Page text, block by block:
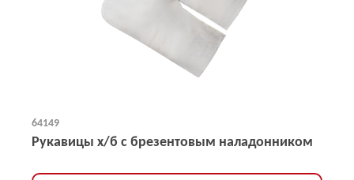
64149
Рукавицы х/б с брезентовым наладонником